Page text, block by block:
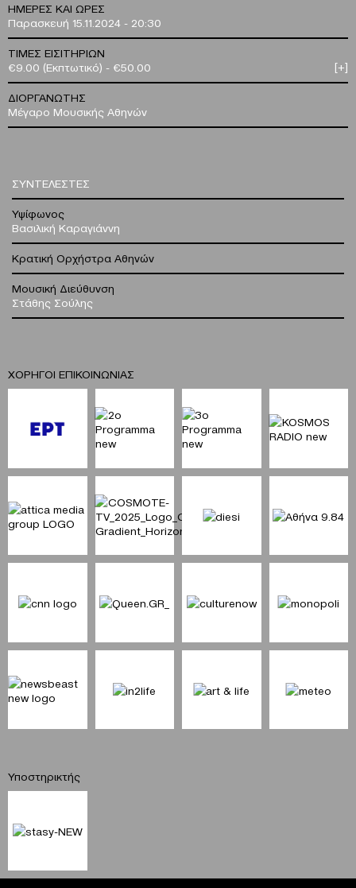
ΗΜΕΡΕΣ ΚΑΙ ΩΡΕΣ
Παρασκευή 15.11.2024 - 20:30
ΤΙΜΕΣ ΕΙΣΙΤΗΡΙΩΝ
€9.00 (Εκπτωτικό) - €50.00
[+]
ΔΙΟΡΓΑΝΩΤΗΣ
Μέγαρο Μουσικής Αθηνών
ΣΥΝΤΕΛΕΣΤΕΣ
Υψίφωνος
Βασιλική Καραγιάννη
Κρατική Ορχήστρα Αθηνών
Μουσική Διεύθυνση
Στάθης Σούλης
ΧΟΡΗΓΟΙ ΕΠΙΚΟΙΝΩΝΙΑΣ
Υποστηρικτής